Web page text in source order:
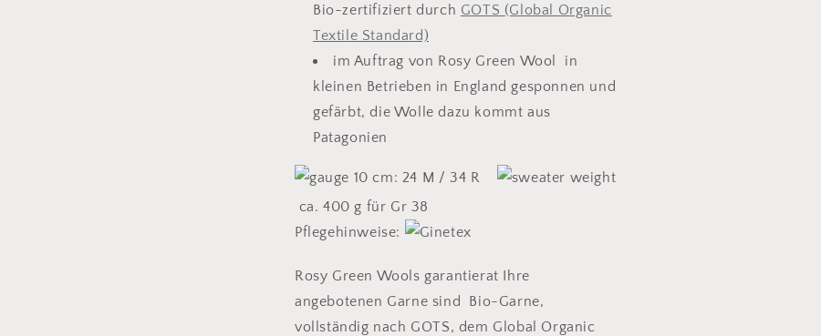
Bio-zertifiziert durch GOTS (Global Organic
Textile Standard)
im Auftrag von Rosy Green Wool in
kleinen Betrieben in England gesponnen und
gefärbt, die Wolle dazu kommt aus
Patagonien
10 cm: 24 M / 34 R
ca. 400 g für Gr 38
Pflegehinweise:
Rosy Green Wools garantierat Ihre
angebotenen Garne sind Bio-Garne,
vollständig nach GOTS, dem Global Organic